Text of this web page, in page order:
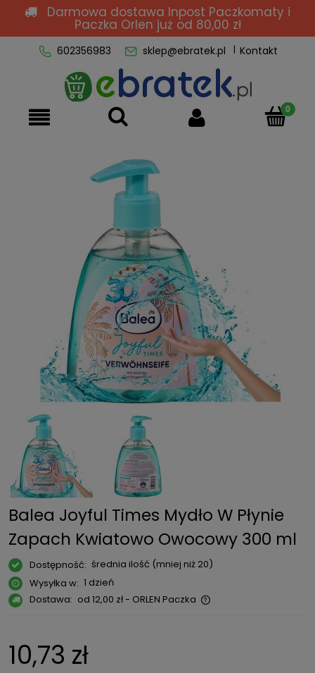
Darmowa dostawa Inpost Paczkomaty i
Paczka Orlen już od 80,00 zł
602356983 sklep@ebratek.pl Kontakt
Balea Joyful Times Mydło W Płynie
Zapach Kwiatowo Owocowy 300 ml
Dostępność: średnia ilość (mniej niż 20)
Wysyłka w: 1 dzień
Dostawa: od 12,00 zł- ORLEN Paczka
10,73 zł